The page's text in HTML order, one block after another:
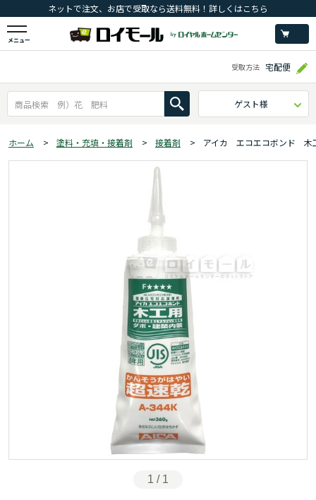
ネットで注文、お店で受取なら送料無料！詳しくはこちら
メニュー
受取方法 宅配便
ゲスト様
ホーム > 塗料・充填・接着剤 > 接着剤 > アイカ エコエコボンド
1 / 1